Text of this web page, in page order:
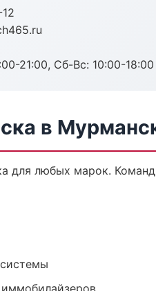
21:00, Сб-Вс: 10:00-18:00
в
для любых марок.
иммобилайзеров